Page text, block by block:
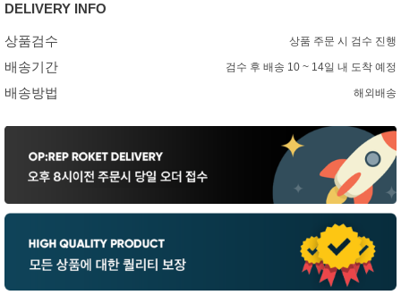
DELIVERY INFO
상품검수 상품 주문 시 검수 진행
배송기간 검수 후 배송 10 ~ 14일 내 도착 예정
배송방법 해외배송